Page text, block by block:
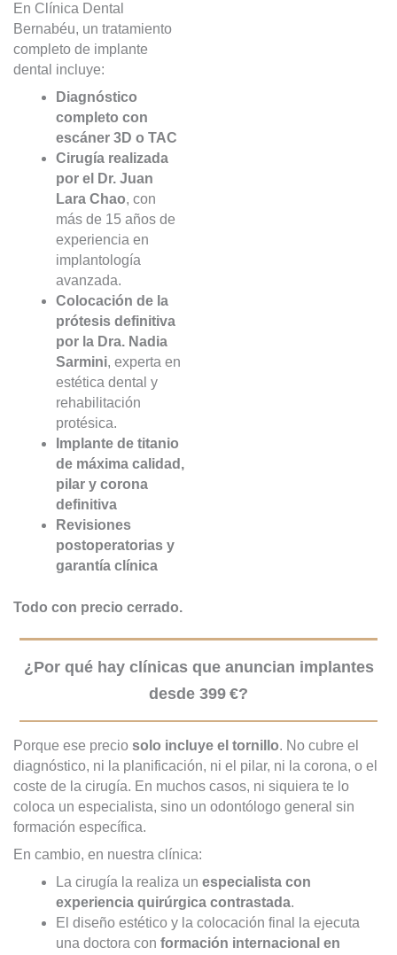
En Clínica Dental
Bernabéu, un tratamiento
completo de implante
dental incluye:
Diagnóstico
completo con
escáner 3D o TAC
Cirugía realizada
por el Dr. Juan
Lara Chao, con
más de 15 años de
experiencia en
implantología
avanzada.
Colocación de la
prótesis definitiva
por la Dra. Nadia
Sarmini, experta en
estética dental y
rehabilitación
protésica.
Implante de titanio
de máxima calidad,
pilar y corona
definitiva
Revisiones
postoperatorias y
garantía clínica
Todo con precio cerrado.
¿Por qué hay clínicas que anuncian implantes
desde 399 €?
Porque ese precio solo incluye el tornillo. No cubre el
diagnóstico, ni la planificación, ni el pilar, ni la corona, o el
coste de la cirugía. En muchos casos, ni siquiera te lo
coloca un especialista, sino un odontólogo general sin
formación específica.
En cambio, en nuestra clínica:
La cirugía la realiza un especialista con
experiencia quirúrgica contrastada.
El diseño estético y la colocación final la ejecuta
una doctora con formación internacional en